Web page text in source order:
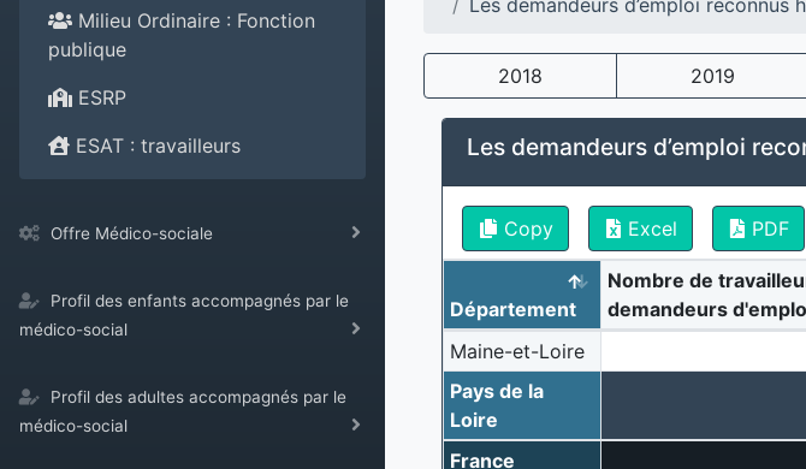
Milieu Ordinaire : Fonction
publique
ESRP
ESAT : travailleurs
Offre Médico-sociale
Profil des enfants accompagnés par le
médico-social
Profil des adultes accompagnés par le
médico-social
2018 2019
Les demandeurs d’emploi
Copy Excel PDF
Département
Nombre de
demandeurs
Maine-et-Loire
Pays de la
Loire
France